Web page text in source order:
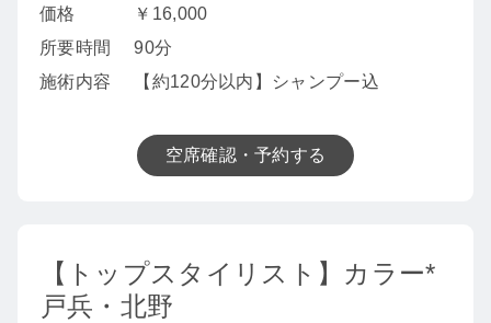
価格
￥16,000
所要時間
90分
施術内容
【約120分以内】シャンプー込
空席確認・予約する
【トップスタイリスト】カラー*
戸兵・北野